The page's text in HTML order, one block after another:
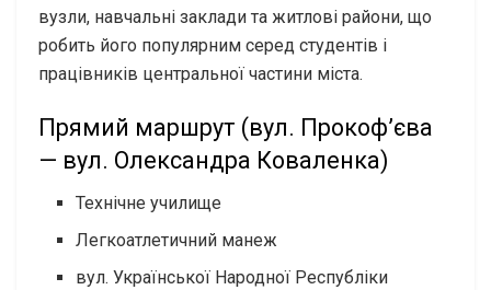
вузли, навчальні заклади та житлові райони, що
робить його популярним серед студентів і
працівників центральної частини міста.
Прямий маршрут (вул. Прокоф’єва
— вул. Олександра Коваленка)
Технічне училище
Легкоатлетичний манеж
вул. Української Народної Республіки